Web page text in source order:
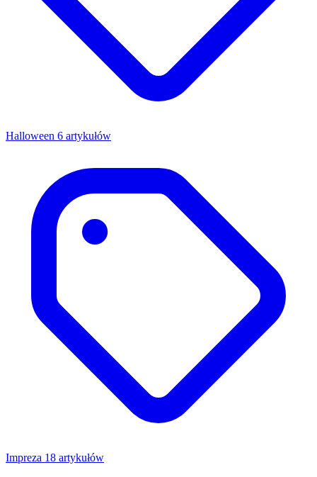
Halloween 6 artykułów
Impreza 18 artykułów